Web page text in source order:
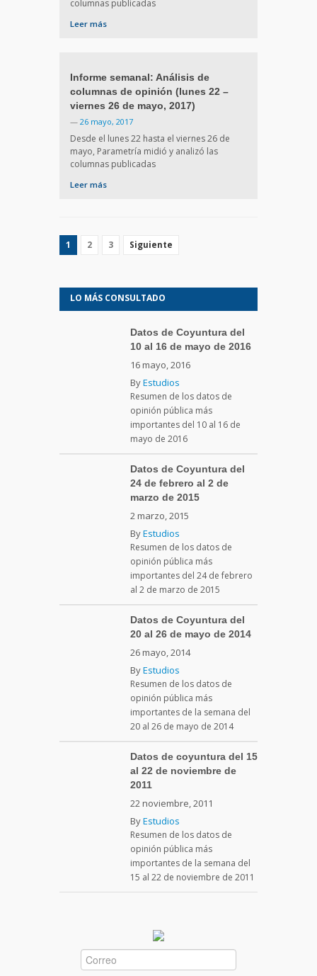
columnas publicadas
Leer más
Informe semanal: Análisis de
columnas de opinión (lunes 22 –
viernes 26 de mayo, 2017)
— 26 mayo, 2017
Desde el lunes 22 hasta el viernes 26 de
mayo, Parametría midió y analizó las
columnas publicadas
Leer más
1 2 3 Siguiente
LO MÁS CONSULTADO
Datos de Coyuntura del
10 al 16 de mayo de 2016
16 mayo, 2016
ByEstudios
Resumen de los datos de
opinión pública más
importantes del 10 al 16 de
mayo de 2016
Datos de Coyuntura del
24 de febrero al 2 de
marzo de 2015
2 marzo, 2015
ByEstudios
Resumen de los datos de
opinión pública más
importantes del 24 de febrero
al 2 de marzo de 2015
Datos de Coyuntura del
20 al 26 de mayo de 2014
26 mayo, 2014
ByEstudios
Resumen de los datos de
opinión pública más
importantes de la semana del
20 al 26 de mayo de 2014
Datos de coyuntura del 15
al 22 de noviembre de
2011
22 noviembre, 2011
ByEstudios
Resumen de los datos de
opinión pública más
importantes de la semana del
15 al 22 de noviembre de 2011